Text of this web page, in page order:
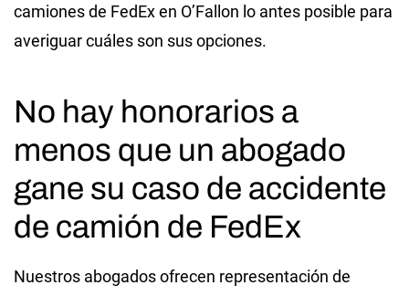
camiones de FedEx en O’Fallon lo antes posible para
averiguar cuáles son sus opciones.
No hay honorarios a
menos que un abogado
gane su caso de accidente
de camión de FedEx
Nuestros abogados ofrecen representación de